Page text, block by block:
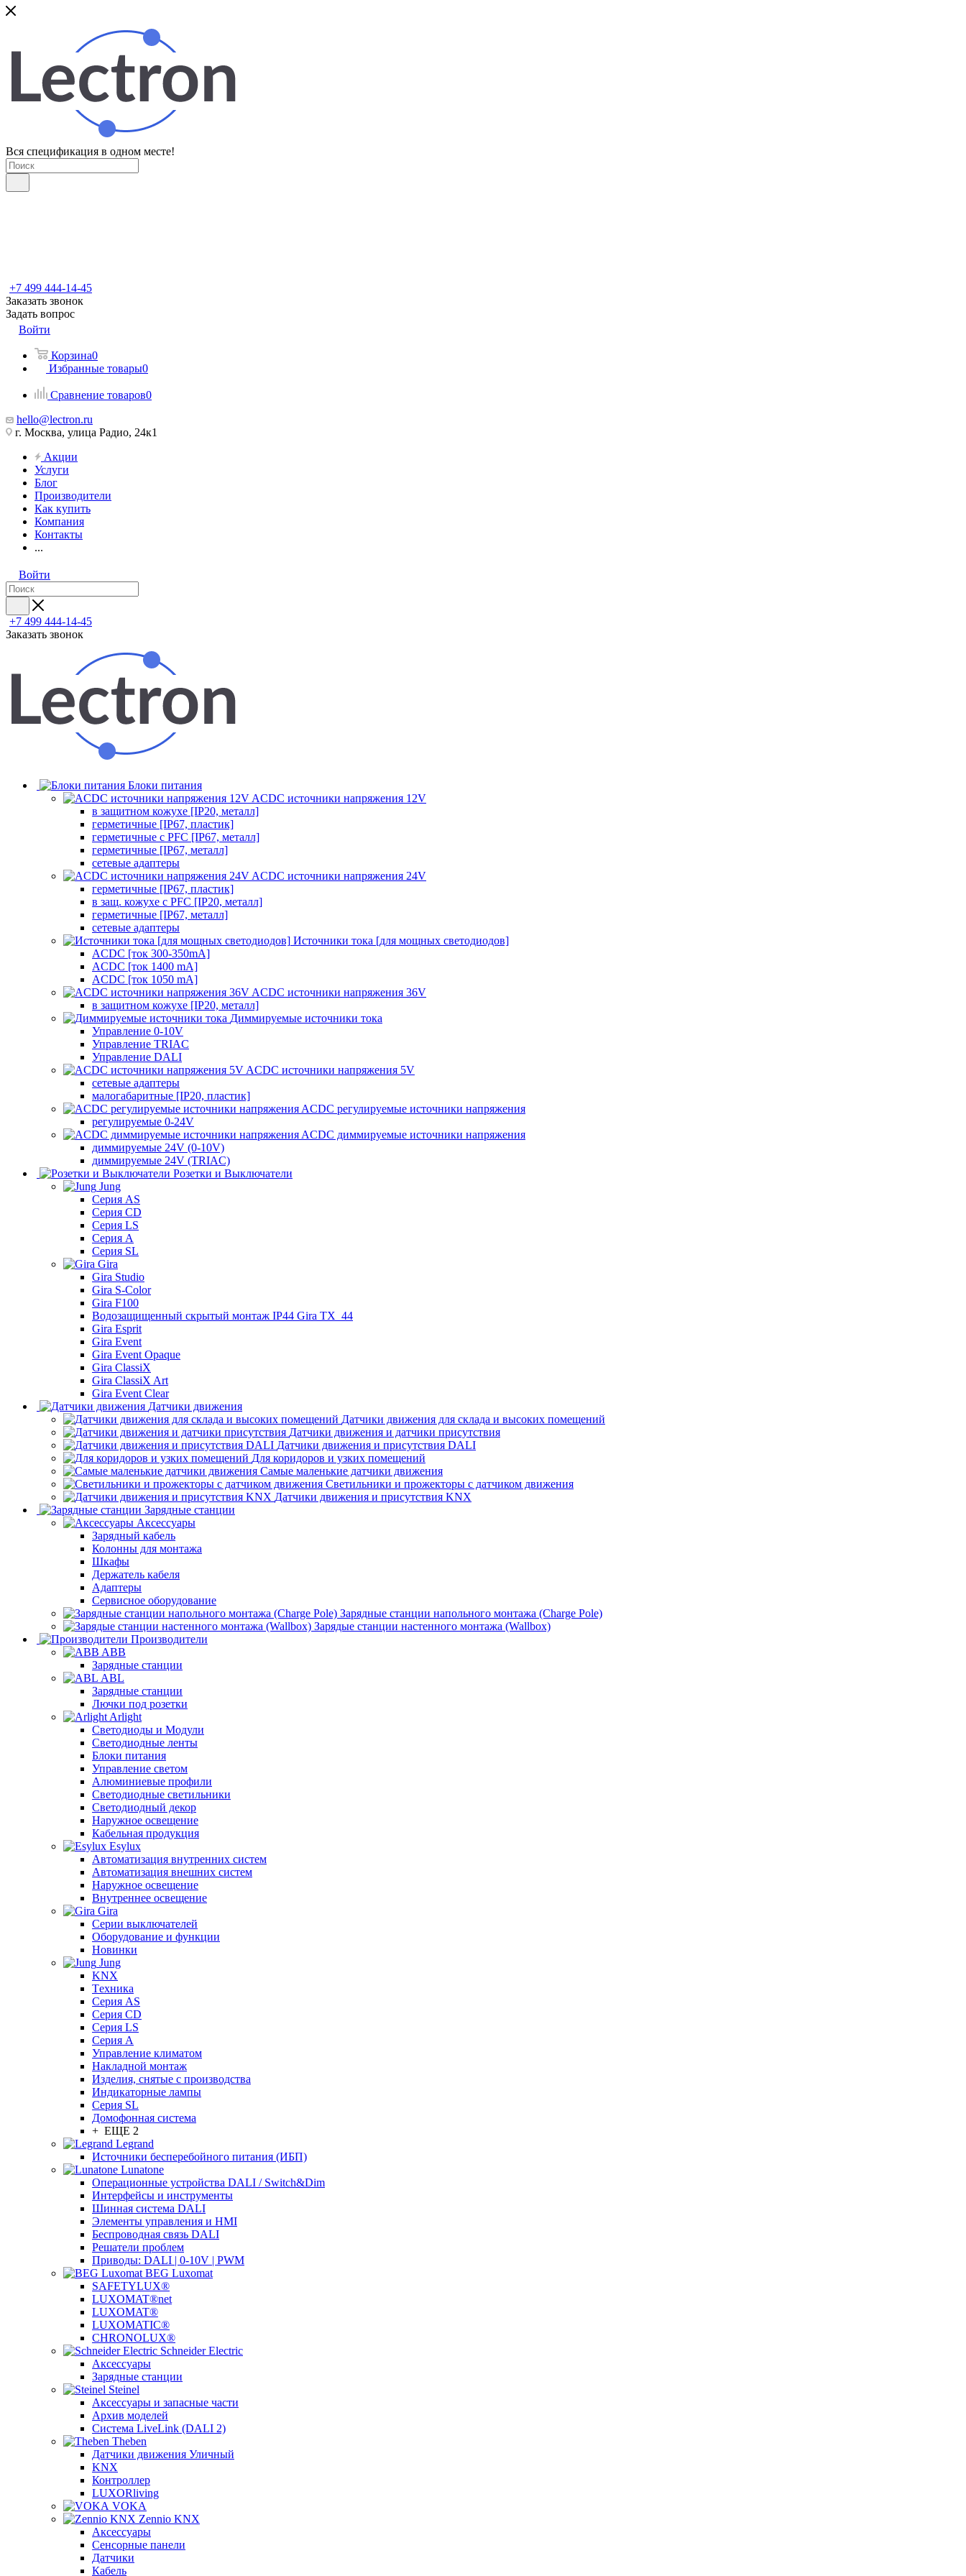
Вся спецификация в одном месте!
+7 499 444-14-45
Заказать звонок
Задать вопрос
Войти
Корзина0
Избранные товары0
Сравнение товаров0
hello@lectron.ru
г. Москва, улица Радио, 24к1
Акции
Услуги
Блог
Производители
Как купить
Компания
Контакты
...
Войти
+7 499 444-14-45
Заказать звонок
Блоки питания
ACDC источники напряжения 12V
в защитном кожухе [IP20, металл]
герметичные [IP67, пластик]
герметичные с PFC [IP67, металл]
герметичные [IP67, металл]
сетевые адаптеры
ACDC источники напряжения 24V
герметичные [IP67, пластик]
в защ. кожухе с PFC [IP20, металл]
герметичные [IP67, металл]
сетевые адаптеры
Источники тока [для мощных светодиодов]
ACDC [ток 300-350mA]
ACDC [ток 1400 mA]
ACDC [ток 1050 mA]
ACDC источники напряжения 36V
в защитном кожухе [IP20, металл]
Диммируемые источники тока
Управление 0-10V
Управление TRIAC
Управление DALI
ACDC источники напряжения 5V
сетевые адаптеры
малогабаритные [IP20, пластик]
ACDC регулируемые источники напряжения
регулируемые 0-24V
ACDC диммируемые источники напряжения
диммируемые 24V (0-10V)
диммируемые 24V (TRIAC)
Розетки и Выключатели
Jung
Серия AS
Серия CD
Серия LS
Серия A
Серия SL
Gira
Gira Studio
Gira S-Color
Gira F100
Водозащищенный скрытый монтаж IP44 Gira TX_44
Gira Esprit
Gira Event
Gira Event Opaque
Gira ClassiX
Gira ClassiX Art
Gira Event Clear
Датчики движения
Датчики движения для склада и высоких помещений
Датчики движения и датчики присутствия
Датчики движения и присутствия DALI
Для коридоров и узких помещений
Самые маленькие датчики движения
Светильники и прожекторы с датчиком движения
Датчики движения и присутствия KNX
Зарядные станции
Аксессуары
Зарядный кабель
Колонны для монтажа
Шкафы
Держатель кабеля
Адаптеры
Сервисное оборудование
Зарядные станции напольного монтажа (Charge Pole)
Зарядые станции настенного монтажа (Wallbox)
Производители
ABB
Зарядные станции
ABL
Зарядные станции
Лючки под розетки
Arlight
Светодиоды и Модули
Светодиодные ленты
Блоки питания
Управление светом
Алюминиевые профили
Светодиодные светильники
Светодиодный декор
Наружное освещение
Кабельная продукция
Esylux
Автоматизация внутренних систем
Автоматизация внешних систем
Наружное освещение
Внутреннее освещение
Gira
Серии выключателей
Оборудование и функции
Новинки
Jung
KNX
Tехника
Серия AS
Серия CD
Серия LS
Серия A
Управление климатом
Накладной монтаж
Изделия, снятые с производства
Индикаторные лампы
Серия SL
Домофонная система
+ ЕЩЕ 2
Legrand
Источники бесперебойного питания (ИБП)
Lunatone
Операционные устройства DALI / Switch&Dim
Интерфейсы и инструменты
Шинная система DALI
Элементы управления и HMI
Беспроводная связь DALI
Решатели проблем
Приводы: DALI | 0-10V | PWM
BEG Luxomat
SAFETYLUX®
LUXOMAT®net
LUXOMAT®
LUXOMATIC®
CHRONOLUX®
Schneider Electric
Аксессуары
Зарядные станции
Steinel
Аксессуары и запасные части
Архив моделей
Система LiveLink (DALI 2)
Theben
Датчики движения Уличный
KNX
Контроллер
LUXORliving
VOKA
Zennio KNX
Аксессуары
Сенсорные панели
Датчики
Кабель